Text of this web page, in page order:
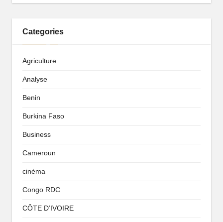
Categories
Agriculture
Analyse
Benin
Burkina Faso
Business
Cameroun
cinéma
Congo RDC
CÔTE D’IVOIRE